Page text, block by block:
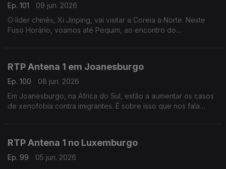
Ep. 101
09 jun. 2026
O líder chinês, Xi Jinping, vai visitar a Coreia a Norte. Neste
Fuso Horário, voamos até Pequim, ao encontro do
RTP Antena 1 em Joanesburgo
Ep. 100
08 jun. 2026
Em Joanesburgo, na África do Sul, estão a aumentar os casos
de xenofobia contra imigrantes. É sobre isso que nos fala
RTP Antena 1 no Luxemburgo
Ep. 99
05 jun. 2026